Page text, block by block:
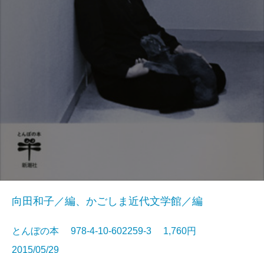
向田和子／編、かごしま近代文学館／編
とんぼの本 978-4-10-602259-3 1,760円
2015/05/29